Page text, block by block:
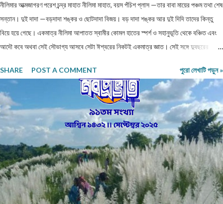
নীলিমার আত্মজাগরণ পরেশ চন্দ্র মাহাত নীলিমা মাহাত, বয়স পঁচিশ প্লাস —তার বাবা মায়ের পঞ্চম তথা শেষ
সন্তান। দুই দাদা —বড়দাদা শঙ্কর ও ছোটদাদা বিজয়। বড় দাদা শঙ্কর আর দুই দিদি তাদের কিন্তু
বিয়ে হয়ে গেছে। একমাত্র নীলিমা আপাতত স্বামীর কোমল হাতের স্পর্শ ও সহানুভূতি থেকে বঞ্চিত এবং
আদৌ কবে অথবা সেই সৌভাগ্য আসবে সেটা ঈশ্বরের নিকটই একমাত্র জ্ঞাত। সেই সঙ্গে দুবছরের
গঠিত সংসার নীলিমাদের পরিবার। মধ্যবিত্ত পরিবার —মধ্যবিত্ত পরিবার না বলে যদি নিম্নবিত্ত বলা
হয় তবুও কোনো অত্যুক্তি করা হয় না। বাবার প্রত্যেকদিনের আয়ের উপর ভিত্তি করেই চলে সংসার।
এই কঠোর এবং কঠিন পরিস্থিতিতেও নীলিমার মা শ্রীমতী মেনকা‚ সংসার সামলে তার ছেলেমেয়েদের
পড়াশুনার প্রতি যথেষ্ট তৎপর ও সহানুভূতিশীল। তাদের পড়াশুনায় কোনো খামতি রাখেননি। যথা সময়ে
তাদেরকে বিদ্যালয়ের মুখ দেখিয়েছে – টিউশনের বন্দোবস্ত করেছে। তাদের জীবন যাতে সুখকর হয় সেটাই
প্রতিদিন ভগবানের কাছে প্রার্থনা করেছে। পাঁচ-পাঁচটি ছেলেমেয়ের মধ্যে সবাইকে উচ্চশিক্ষিত করে তোলা
একপ...
SHARE POST A COMMENT পুরো লেখাটি পড়ুন »